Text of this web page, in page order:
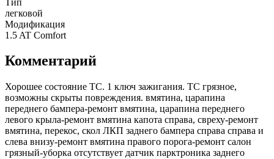
легковой
Модификация
1.5 AT Comfort
Комментарий
Хорошее состояние ТС. 1 ключ зажигания. ТС грязное,
возможны скрыты повреждения. вмятина, царапина
переднего бампера-ремонт вмятина, царапина переднего
левого крыла-ремонт вмятина капота справа, свреху-ремонт
вмятина, перекос, скол ЛКП заднего бампера справа справа и
слева внизу-ремонт вмятина правого порога-ремонт салон
грязный-уборка отсутствует датчик парктроника заднего